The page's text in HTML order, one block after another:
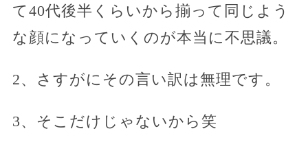
て40代後半くらいから揃って同じよう
な顔になっていくのが本当に不思議。
2、さすがにその言い訳は無理です。
3、そこだけじゃないから笑